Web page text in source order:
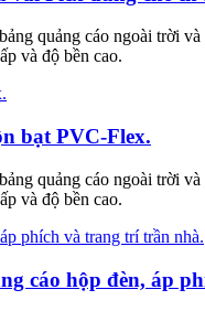
quảng cáo ngoài trời
và độ bền cao.
bạt PVC-Flex.
quảng cáo ngoài trời
và độ bền cao.
cáo hộp đèn, áp